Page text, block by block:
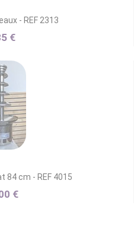
- REF 2313
€
84 cm - REF 4015
€